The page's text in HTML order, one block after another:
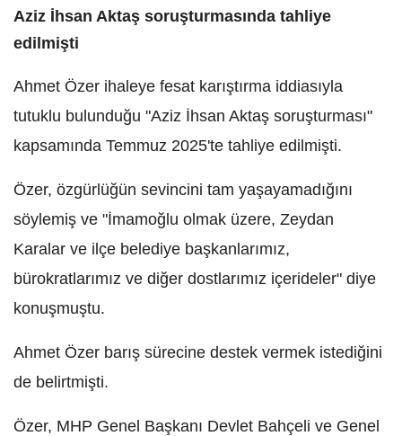
Aziz İhsan Aktaş soruşturmasında tahliye
edilmişti
Ahmet Özer ihaleye fesat karıştırma iddiasıyla
tutuklu bulunduğu "Aziz İhsan Aktaş soruşturması"
kapsamında Temmuz 2025'te tahliye edilmişti.
Özer, özgürlüğün sevincini tam yaşayamadığını
söylemiş ve "İmamoğlu olmak üzere, Zeydan
Karalar ve ilçe belediye başkanlarımız,
bürokratlarımız ve diğer dostlarımız içerideler" diye
konuşmuştu.
Ahmet Özer barış sürecine destek vermek istediğini
de belirtmişti.
Özer, MHP Genel Başkanı Devlet Bahçeli ve Genel